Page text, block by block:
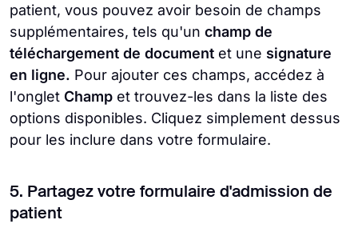
patient, vous pouvez avoir besoin de champs
supplémentaires, tels qu'un champ de
téléchargement de document et une signature
en ligne. Pour ajouter ces champs, accédez à
l'onglet Champ et trouvez-les dans la liste des
options disponibles. Cliquez simplement dessus
pour les inclure dans votre formulaire.
5. Partagez votre formulaire d'admission de
patient